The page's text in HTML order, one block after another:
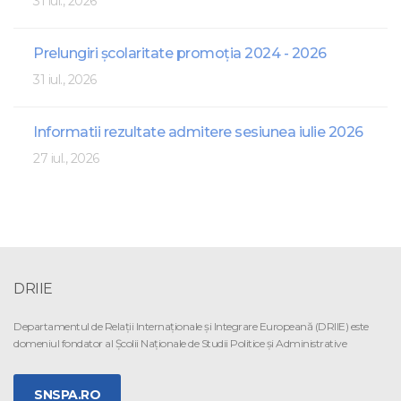
Prelungiri școlaritate promoția 2024 - 2026
31 iul., 2026
Informatii rezultate admitere sesiunea iulie 2026
27 iul., 2026
DRIIE
Departamentul de Relaţii Internaţionale şi Integrare Europeană (DRIIE) este
domeniul fondator al Şcolii Naţionale de Studii Politice şi Administrative
SNSPA.RO